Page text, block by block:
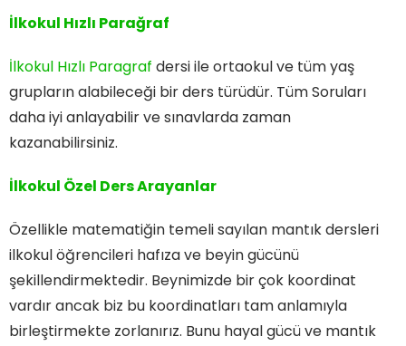
İlkokul Hızlı Parağraf
İlkokul Hızlı Paragraf dersi ile ortaokul ve tüm yaş
grupların alabileceği bir ders türüdür. Tüm Soruları
daha iyi anlayabilir ve sınavlarda zaman
kazanabilirsiniz.
İlkokul Özel Ders Arayanlar
Özellikle matematiğin temeli sayılan mantık dersleri
ilkokul öğrencileri hafıza ve beyin gücünü
şekillendirmektedir. Beynimizde bir çok koordinat
vardır ancak biz bu koordinatları tam anlamıyla
birleştirmekte zorlanırız. Bunu hayal gücü ve mantık